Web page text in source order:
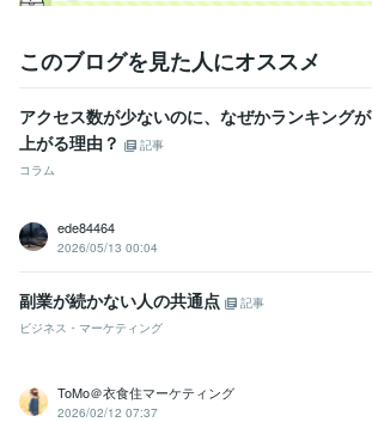
このブログを見た人にオススメ
アクセス数が少ないのに、なぜかランキングが
上がる理由？
記事
コラム
ede84464
2026/05/13 00:04
副業が続かない人の共通点
記事
ビジネス・マーケティング
ToMo＠衣食住マーケティング
2026/02/12 07:37